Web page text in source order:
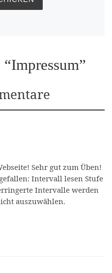
Sehr gut zum Üben!
Intervall lesen Stufe
Intervalle werden
auszuwählen.